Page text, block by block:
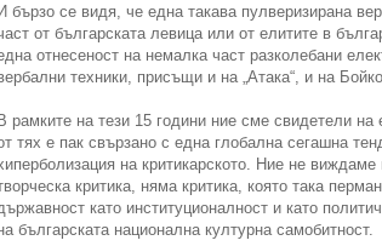
бързо се видя, че една такава пулверизирана
от българската левица или от елитите в
отнесеност на немалка част разколебани
техники, присъщи и на „Атака“, и на
рамките на тези 15 години ние сме свидетели
тях е пак свързано с една глобална сегашна
на критикарското. Ние не
критика, няма критика, която така
като институционалност и като
българската национална културна самобитност.